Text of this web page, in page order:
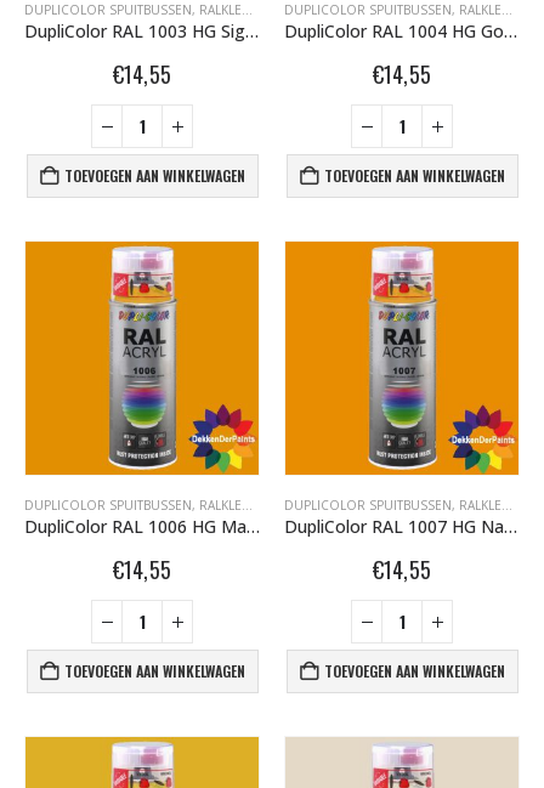
DUPLICOLOR SPUITBUSSEN, RALKLEUREN HOOGGLANS 400ML
DupliColor RAL 1003 HG Signaalgeel
€14,55
TOEVOEGEN AAN WINKELWAGEN
DUPLICOLOR SPUITBUSSEN, RALKLEUREN HOOGGLANS 400ML
DupliColor RAL 1004 HG Goudgeel
€14,55
TOEVOEGEN AAN WINKELWAGEN
DUPLICOLOR SPUITBUSSEN, RALKLEUREN HOOGGLANS 400ML
DupliColor RAL 1006 HG Maisgeel
€14,55
TOEVOEGEN AAN WINKELWAGEN
DUPLICOLOR SPUITBUSSEN, RALKLEUREN HOOGGLANS 400ML
DupliColor RAL 1007 HG Narcissengeel
€14,55
TOEVOEGEN AAN WINKELWAGEN
€5,80
€2,23
€5,80
€2,23